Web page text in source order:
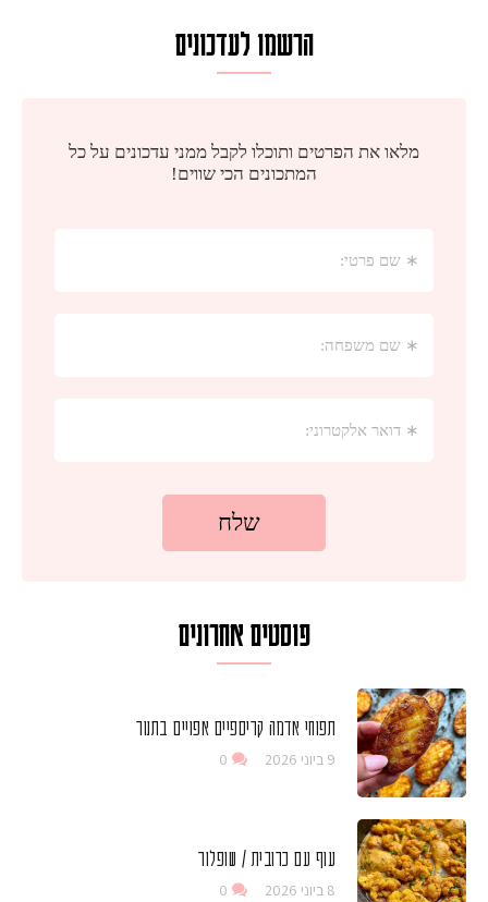
הרשמו לעדכונים
פוסטים אחרונים
תפוחי אדמה קריספיים אפויים בתנור
9 ביוני 2026 0
עוף עם כרובית / שופלור
8 ביוני 2026 0